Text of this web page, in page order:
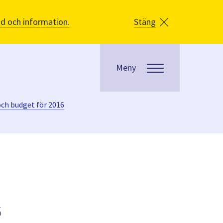
och information. Stäng
Meny
budget för 2016